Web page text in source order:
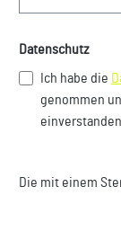
Datenschutz
Ich habe die
genommen
Die mit einem